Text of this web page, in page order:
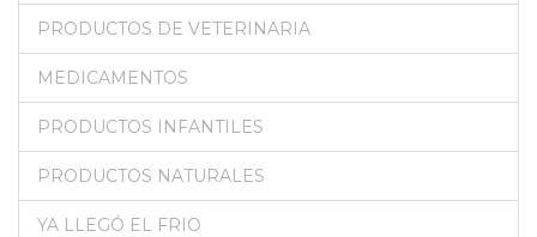
PRODUCTOS DE VETERINARIA
MEDICAMENTOS
PRODUCTOS INFANTILES
PRODUCTOS NATURALES
YA LLEGÓ EL FRIO